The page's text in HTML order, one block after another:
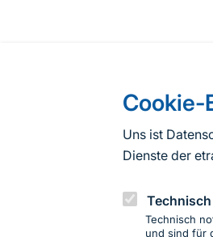
Cookie-
Uns ist
Dienste der
Technisch
und sind für